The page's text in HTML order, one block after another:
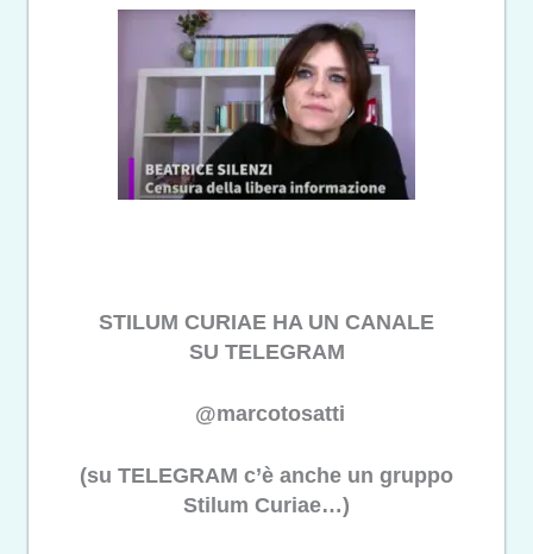
STILUM CURIAE HA UN CANALE
SU TELEGRAM
@marcotosatti
(su TELEGRAM c’è anche un gruppo
Stilum Curiae…)